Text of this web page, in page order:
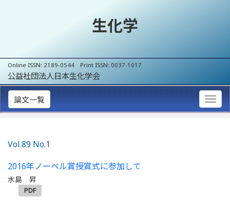
生化学
Online ISSN: 2189-0544 Print ISSN: 0037-1017
公益社団法人日本生化学会
論文一覧
Vol.89 No.1
2016年ノーベル賞授賞式に参加して
水島 昇
PDF